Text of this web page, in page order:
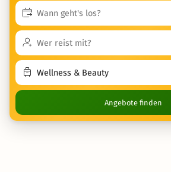
Angebote finden